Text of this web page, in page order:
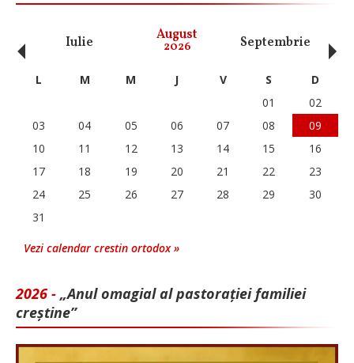
Iulie August
2026 Septembrie
‹ L M M J V S
D
01
02
03
04 05 06 07 08
09
10
11 12 13 14 15
16
17
18 19 20 21 22
23
24
25 26 27 28 29
30
31
Vezi calendar crestin ortodox »
2026 - „Anul omagial al pastorației familiei
creștine”